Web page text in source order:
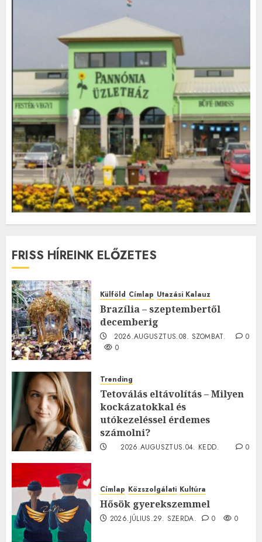
FRISS HÍREINK ELŐZETES
Külföld Címlap Utazási Kalauz
Brazília – szeptembertől
decemberig
2026.AUGUSZTUS.08. SZOMBAT.
0
0
Trending
Tetoválás eltávolítás – Milyen
kockázatokkal és
utókezeléssel érdemes
számolni?
2026.AUGUSZTUS.04. KEDD.
0
Címlap Közszolgálati Kultúra
Hősök gyerekszemmel
2026.JÚLIUS.29. SZERDA. 0 0